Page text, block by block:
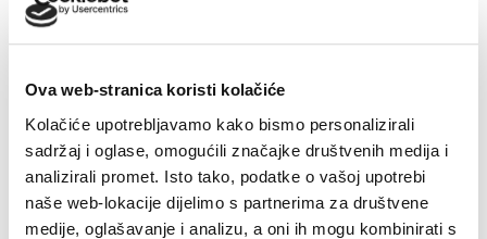
Ova web-stranica koristi kolačiće
Kolačiće upotrebljavamo kako bismo personalizirali
sadržaj i oglase, omogućili značajke društvenih medija i
analizirali promet. Isto tako, podatke o vašoj upotrebi
naše web-lokacije dijelimo s partnerima za društvene
medije, oglašavanje i analizu, a oni ih mogu kombinirati s
Makarska proslavila Dan pobjede uz Marka Škugora
6. kolovoza 2026.